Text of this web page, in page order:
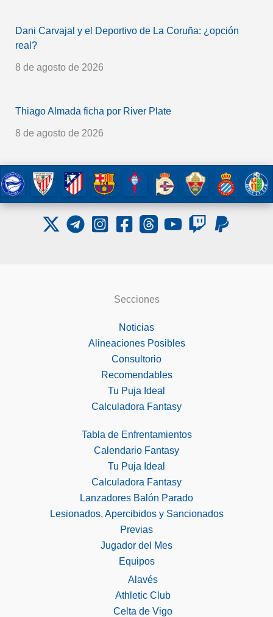
Dani Carvajal y el Deportivo de La Coruña: ¿opción
real?
8 de agosto de 2026
Thiago Almada ficha por River Plate
8 de agosto de 2026
Secciones
Noticias
Alineaciones Posibles
Consultorio
Recomendables
Tu Puja Ideal
Calculadora Fantasy
Tabla de Enfrentamientos
Calendario Fantasy
Tu Puja Ideal
Calculadora Fantasy
Lanzadores Balón Parado
Lesionados, Apercibidos y Sancionados
Previas
Jugador del Mes
Equipos
Alavés
Athletic Club
Celta de Vigo